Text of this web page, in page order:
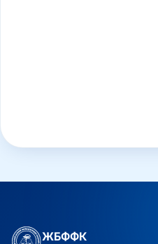
ЖБФФК